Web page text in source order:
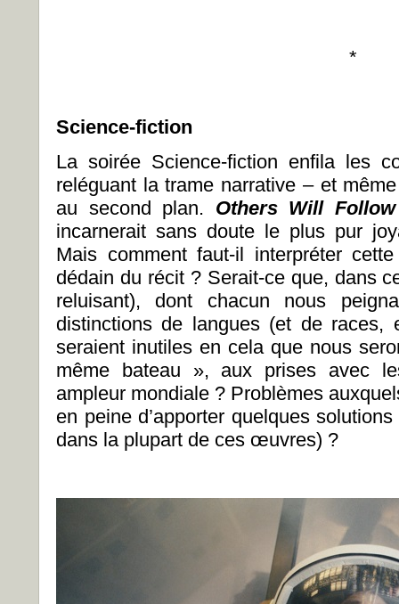
*
Science-fiction
La soirée Science-fiction enfila les
reléguant la trame narrative – et
au second plan. Others Will Follow
incarnerait sans doute le plus pur
Mais comment faut-il interpréter
dédain du récit ? Serait-ce que, dans
reluisant), dont chacun nous
distinctions de langues (et de races,
seraient inutiles en cela que nous
même bateau », aux prises avec
ampleur mondiale ? Problèmes
en peine d’apporter quelques
dans la plupart de ces œuvres) ?